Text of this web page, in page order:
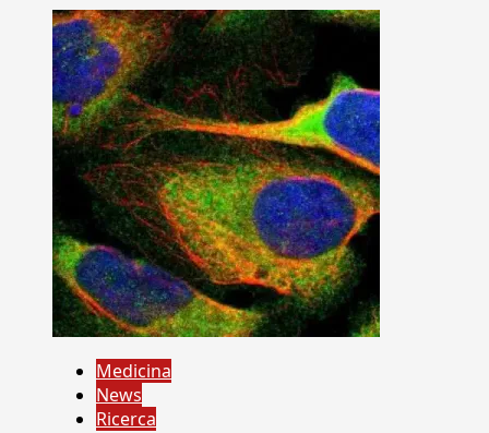
Medicina
News
Ricerca